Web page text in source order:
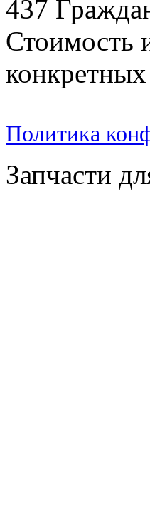
437
Стоимость
Политика
Запчасти